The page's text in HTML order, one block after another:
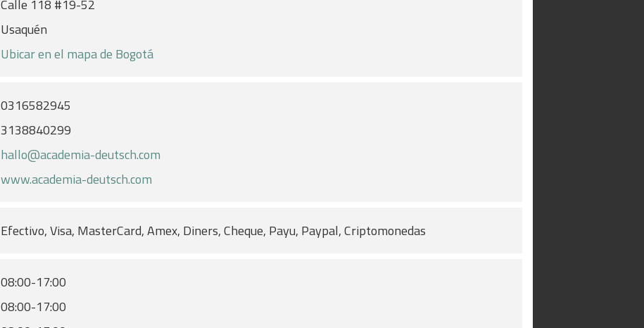
Calle 118 #19-52
Usaquén
Ubicar en el mapa de Bogotá
0316582945
3138840299
hallo@academia-deutsch.com
www.academia-deutsch.com
Efectivo, Visa, MasterCard, Amex, Diners, Cheque, Payu, Paypal, Criptomonedas
08:00-17:00
08:00-17:00